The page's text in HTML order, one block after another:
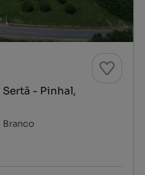
- Pinhal,